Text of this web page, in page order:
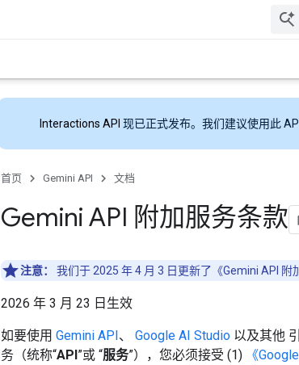
Interactions API 现已正式发布。我们建议使用此
首页 Gemini API 文档
Gemini API 附加服务条款
注意： 我们于 2025 年 4 月 3 日更新了《Gemini API 附
2026 年 3 月 23 日生效
如要使用 Gemini API、 Google AI Studio 以及其他
务（统称“API”或 “服务”），您必须接受 (1) 《